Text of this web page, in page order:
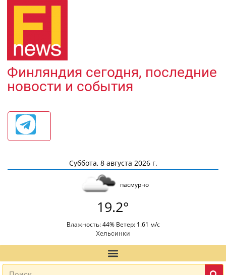
Финляндия сегодня, последние
новости и события
Суббота, 8 августа 2026 г.
пасмурно
19.2°
Влажность: 44% Ветер: 1.61 м/с
Хельсинки